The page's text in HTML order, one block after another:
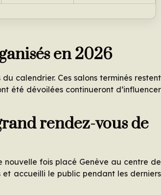
en 2026
calendrier. Ces salons terminés restent
été dévoilées continueront d’influencer
rendez-vous de
nouvelle fois placé Genève au centre de
et accueilli le public pendant les derniers